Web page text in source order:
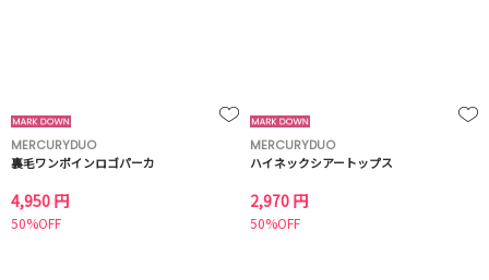
MERCURYDUO
裏毛ワンポインロゴパーカ
4,950 円
50%OFF
MERCURYDUO
ハイネックシアートップス
2,970 円
50%OFF